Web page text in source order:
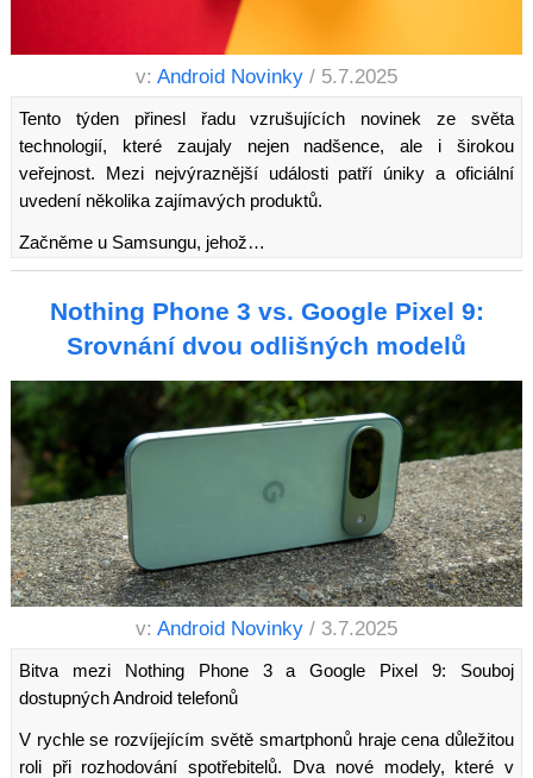
v: Android Novinky / 5.7.2025
Tento týden přinesl řadu vzrušujících novinek ze světa
technologií, které zaujaly nejen nadšence, ale i širokou
veřejnost. Mezi nejvýraznější události patří úniky a oficiální
uvedení několika zajímavých produktů.
Začněme u Samsungu, jehož…
Nothing Phone 3 vs. Google Pixel 9:
Srovnání dvou odlišných modelů
v: Android Novinky / 3.7.2025
Bitva mezi Nothing Phone 3 a Google Pixel 9: Souboj
dostupných Android telefonů
V rychle se rozvíjejícím světě smartphonů hraje cena důležitou
roli při rozhodování spotřebitelů. Dva nové modely, které v